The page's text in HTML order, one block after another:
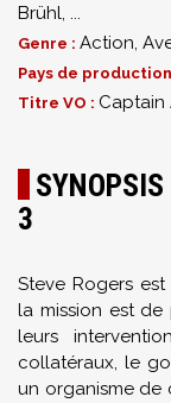
Brühl, ...
Genre : Action,
Pays de
Titre VO : Captain
3
Steve Rogers
la mission est
leurs
collatéraux, le
un organisme de